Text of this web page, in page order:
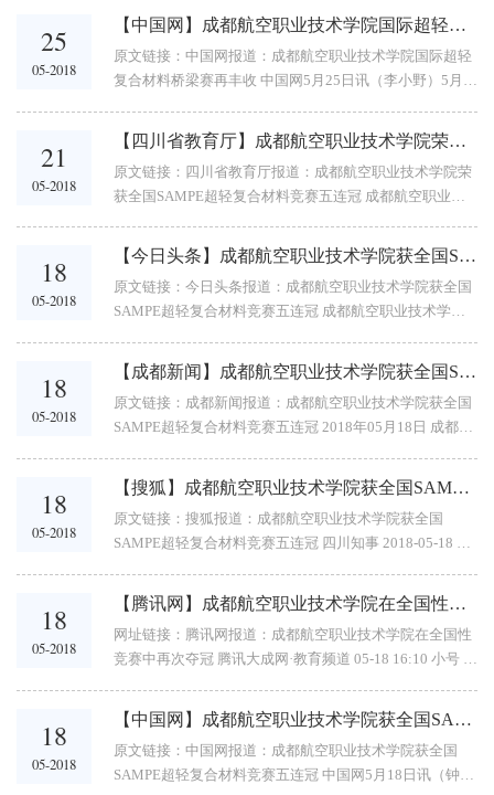
总冠军 www.gx211.com ...
25
05-2018
【中国网】成都航空职业技术学院国际超轻复合材料桥梁赛再丰收
原文链接：中国网报道：成都航空职业技术学院国际超轻
复合材料桥梁赛再丰收 中国网5月25日讯（李小野）5月
代表中国参加在美国举行的2018年国际超轻复合材料大...
21
05-2018
【四川省教育厅】成都航空职业技术学院荣获全国SAMPE超轻复合材料竞赛五连冠
原文链接：四川省教育厅报道：成都航空职业技术学院荣
获全国SAMPE超轻复合材料竞赛五连冠 成都航空职业技
育网] [手机版本] &nbs...
18
05-2018
【今日头条】成都航空职业技术学院获全国SAMPE超轻复合材料竞赛五连冠
原文链接：今日头条报道：成都航空职业技术学院获全国
SAMPE超轻复合材料竞赛五连冠 成都航空职业技术学院
05-18 14:03:23 5月15日，由中国航空学会、国...
18
05-2018
【成都新闻】成都航空职业技术学院获全国SAMPE超轻复合材料竞赛五连冠
原文链接：成都新闻报道：成都航空职业技术学院获全国
SAMPE超轻复合材料竞赛五连冠 2018年05月18日 成都新
日，由中国航空学会、...
18
05-2018
【搜狐】成都航空职业技术学院获全国SAMPE超轻复合材料竞赛五连冠
原文链接：搜狐报道：成都航空职业技术学院获全国
SAMPE超轻复合材料竞赛五连冠 四川知事 2018-05-18 5
（SAMPE）中国总会共同主办的第十届SAMPE...
18
05-2018
【腾讯网】成都航空职业技术学院在全国性竞赛中再次夺冠
网址链接：腾讯网报道：成都航空职业技术学院在全国性
竞赛中再次夺冠 腾讯大成网·教育频道 05-18 16:10 小号 标
进材料与...
18
05-2018
【中国网】成都航空职业技术学院获全国SAMPE超轻复合材料竞赛五连冠
原文链接：中国网报道：成都航空职业技术学院获全国
SAMPE超轻复合材料竞赛五连冠 中国网5月18日讯（钟传